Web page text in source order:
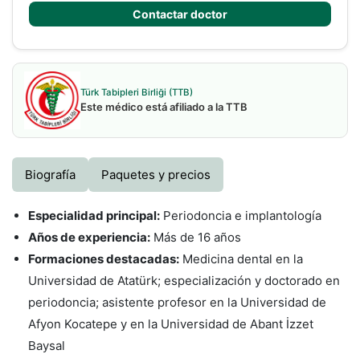
Contactar doctor
Türk Tabipleri Birliği (TTB)
Este médico está afiliado a la TTB
Biografía Paquetes y precios
Especialidad principal: Periodoncia e implantología
Años de experiencia: Más de 16 años
Formaciones destacadas: Medicina dental en la
Universidad de Atatürk; especialización y doctorado en
periodoncia; asistente profesor en la Universidad de
Afyon Kocatepe y en la Universidad de Abant İzzet
Baysal